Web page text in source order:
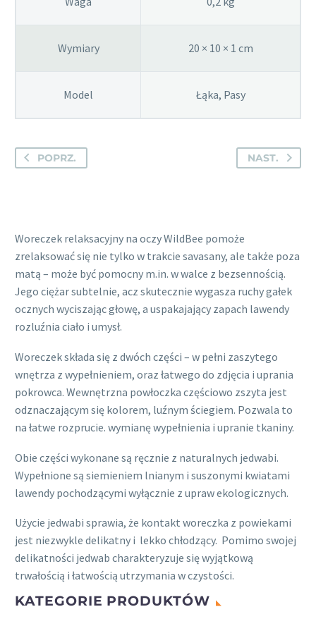
Wymiary 20 × 10 × 1 cm
Model Łąka, Pasy
POPRZ. NAST.
Woreczek relaksacyjny na oczy WildBee pomoże
zrelaksować się nie tylko w trakcie savasany, ale także poza
matą – może być pomocny m.in. w walce z bezsennością.
Jego ciężar subtelnie, acz skutecznie wygasza ruchy gałek
ocznych wyciszając głowę, a uspakajający zapach lawendy
rozluźnia ciało i umysł.
Woreczek składa się z dwóch części – w pełni zaszytego
wnętrza z wypełnieniem, oraz łatwego do zdjęcia i uprania
pokrowca. Wewnętrzna powłoczka częściowo zszyta jest
odznaczającym się kolorem, luźnym ściegiem. Pozwala to
na łatwe rozprucie. wymianę wypełnienia i upranie tkaniny.
Obie części wykonane są ręcznie z naturalnych jedwabi.
Wypełnione są siemieniem lnianym i suszonymi kwiatami
lawendy pochodzącymi wyłącznie z upraw ekologicznych.
Użycie jedwabi sprawia, że kontakt woreczka z powiekami
jest niezwykle delikatny i lekko chłodzący. Pomimo swojej
delikatności jedwab charakteryzuje się wyjątkową
trwałością i łatwością utrzymania w czystości.
KATEGORIE PRODUKTÓW